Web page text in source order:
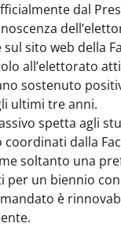
dal
sito web della
all’elettorato
sostenuto
ultimi tre anni.
spetta agli
dalla
soltanto una
per un biennio
è